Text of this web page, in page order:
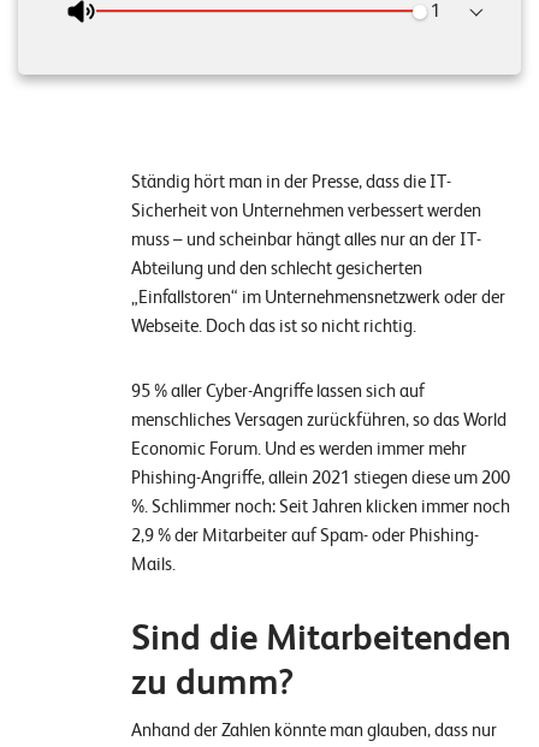
n
U
n
t
e
r
h
m
e
a
r
Ständig hört man in der Presse, dass die IT-
Sicherheit von Unternehmen verbessert werden
muss – und scheinbar hängt alles nur an der IT-
Abteilung und den schlecht gesicherten
„Einfallstoren“ im Unternehmensnetzwerk oder der
Webseite. Doch das ist so nicht richtig.
95 % aller Cyber-Angriffe lassen sich auf
menschliches Versagen zurückführen, so das World
Economic Forum. Und es werden immer mehr
Phishing-Angriffe, allein 2021 stiegen diese um 200
%. Schlimmer noch: Seit Jahren klicken immer noch
2,9 % der Mitarbeiter auf Spam- oder Phishing-
Mails.
Sind die Mitarbeitenden
zu dumm?
Anhand der Zahlen könnte man glauben, dass nur